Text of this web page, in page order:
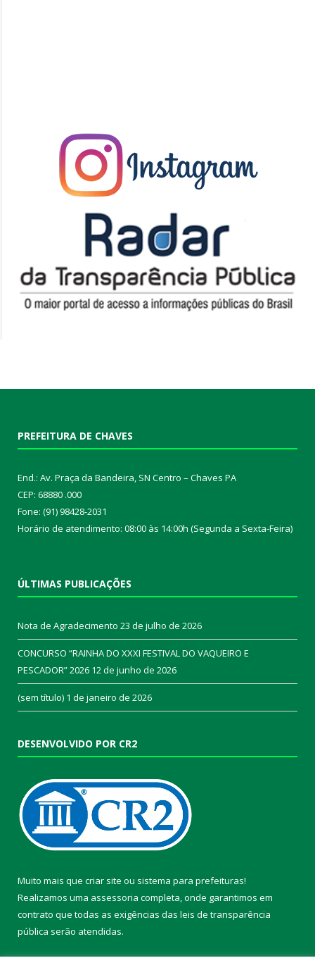
PREFEITURA DE CHAVES
End.: Av. Praça da Bandeira, SN Centro – Chaves PA
CEP: 68880 .000
Fone: (91) 98428-2031
Horário de atendimento: 08:00 às 14:00h (Segunda a Sexta-Feira)
ÚLTIMAS PUBLICAÇÕES
Nota de Agradecimento 23 de julho de 2026
CONCURSO “RAINHA DO XXXI FESTIVAL DO VAQUEIRO E
PESCADOR” 2026 12 de junho de 2026
(sem título) 1 de janeiro de 2026
DESENVOLVIDO POR CR2
Muito mais que criar site ou sistema para prefeituras!
Realizamos uma assessoria completa, onde garantimos em
contrato que todas as exigências das leis de transparência
pública serão atendidas.